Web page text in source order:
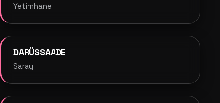
Yetimhane
DARÜSSAADE
Saray